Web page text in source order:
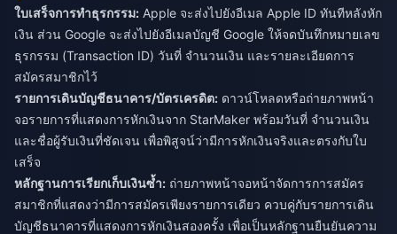
ใบเสร็จการทำธุรกรรม: Apple จะส่งไปยังอีเมล Apple ID ทันทีหลังหัก
เงิน ส่วน Google จะส่งไปยังอีเมลบัญชี Google ให้จดบันทึกหมายเลข
ธุรกรรม (Transaction ID) วันที่ จำนวนเงิน และรายละเอียดการ
สมัครสมาชิกไว้
รายการเดินบัญชีธนาคาร/บัตรเครดิต: ดาวน์โหลดหรือถ่ายภาพหน้า
จอรายการที่แสดงการหักเงินจาก StarMaker พร้อมวันที่ จำนวนเงิน
และชื่อผู้รับเงินที่ชัดเจน เพื่อพิสูจน์ว่ามีการหักเงินจริงและตรงกับใบ
เสร็จ
หลักฐานการเรียกเก็บเงินซ้ำ: ถ่ายภาพหน้าจอหน้าจัดการการสมัคร
สมาชิกที่แสดงว่ามีการสมัครเพียงรายการเดียว ควบคู่กับรายการเดิน
บัญชีธนาคารที่แสดงการหักเงินสองครั้ง เพื่อเป็นหลักฐานยืนยันความ